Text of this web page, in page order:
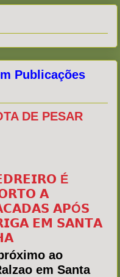
Publicações
DE PESAR
É
𝗔
𝗔𝗣Ó𝗦
𝗘𝗠 𝗦𝗔𝗡𝗧𝗔
ao
em Santa